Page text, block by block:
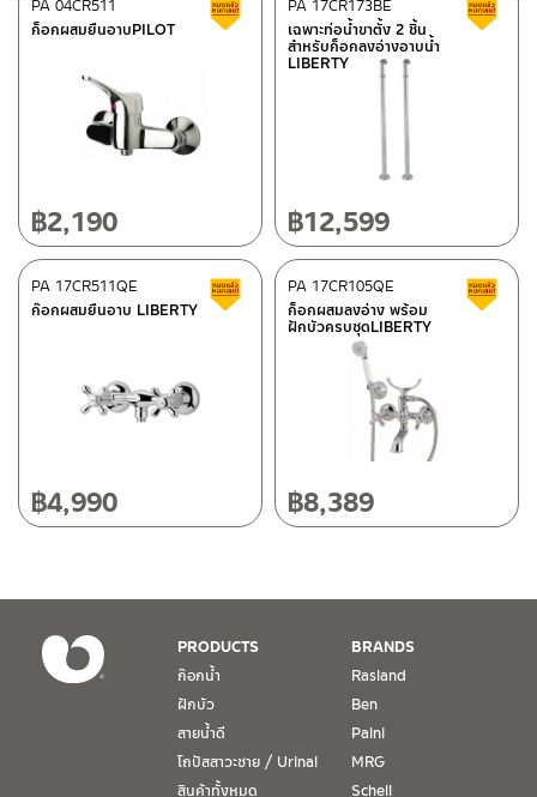
ศูนย์บริการและอะไหล่ กรุงเทพฯ
662/61-62 ถนน พระราม3 แขวงบางโพงพาง เขตยานนาวา กรุงเทพฯ
โทร: 02-358-0080 / 080-075-8668 / 091-545-0556
ศูนย์บริการและอะไหล่ เชียงใหม่
118/33 โครงการอรสิริน ม.8 ต.สันปูเลย อ.ดอยสะเก็ด เชียงใหม่
โทร: 080-075-2626
วันจันทร์ – วันศุกร์ เวลา 8:30-17:30 น.
วันเสาร์ เวลา 8:30-15:00 น.
1. การรับประกัน จะต้องมีหลักฐานการซื้อ หรือ ใบเสร็จ โดยทางบริษัทฯ
ขอตรวจสอบโดยนับวันซื้อขายเป็นสำคัญ ทางบริษัทฯ ไม่สามารถให้
เงื่อนไขการรับประกันสินค้าได้ หากไม่มีเอกสารดังกล่าว
2. การรับประกันสินค้า จะรับประกันฉพาะสินค้าที่อยู่ในสภาพการใช้งาน
ปกติ หากมีตำหนิ ชำรุด ร้าว ตกพื้น หรือสภาพภายนอกอยู่ในสภาพที่ใช้
–ซื้อสินค้าชิ้นนี้บน Shopee>> คลิกที่นี่<<
คลิกที่นี่<<
ติดต่อพนักงานขาย / Contact Sales Staff
โทร: 02-285-5795
@charnpaiboon.sales
ก็อกผสมยืนอาบPILOT
PA 04CR511 สินค้าลดราคา เคลียร์สต็อก
฿2,190
เฉพาะท่อน้ำขาตั้ง 2 ชิ้น
สำหรับก็อกลงอ่างอาบน้ำ
LIBERTY
PA 17CR173BE
฿12,599
ก๊อกผสมยืนอาบ LIBERTY
PA 17CR511QE สินค้าลดราคา เคลียร์สต็อก
฿4,990
ก็อกผสมลงอ่าง พร้อม
ฝักบัวครบชุดLIBERTY
PA 17CR105QE
฿8,389
PRODUCTS
ก๊อกน้ำ
ฝักบัว
สายน้ำดี
โถปัสสาวะชาย / Urinal
สินค้าทั้งหมด
BRANDS
Rasland
Ben
Paini
MRG
Schell